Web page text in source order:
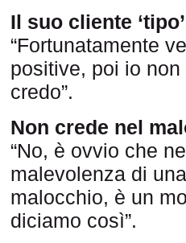
Il suo cliente
“Fortunatamente
positive, poi io
credo”.
Non crede nel
“No, è ovvio che
malevolenza di
malocchio, è un
diciamo così”.